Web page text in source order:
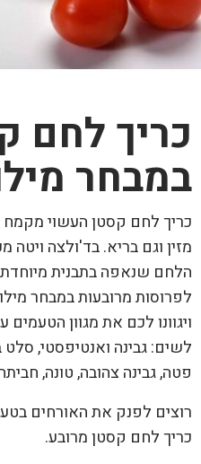
כריך לחם
במבחר
כריך לחם קסטן העשוי
מזין וגם בריא. בד'ולצה
הלחם שנאפה בתבנית
לפרוסות מרובעות במבחר
ויגוונו לכם את מגוון
לשים: גבינה ואנטיפסטי, סלט
פטה, גבינה צהובה, טונה,
רוצים לפנק את האורחים
כריך לחם קסטן מרובע.